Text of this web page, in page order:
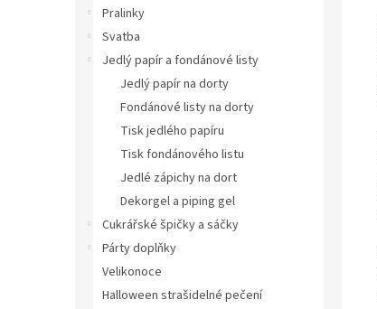
Pralinky
Svatba
Jedlý papír a fondánové listy
Jedlý papír na dorty
Fondánové listy na dorty
Tisk jedlého papíru
Tisk fondánového listu
Jedlé zápichy na dort
Dekorgel a piping gel
Cukrářské špičky a sáčky
Párty doplňky
Velikonoce
Halloween strašidelné pečení